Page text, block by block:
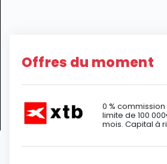
Offres du moment
0 %
limite de 100
mois. Capital à